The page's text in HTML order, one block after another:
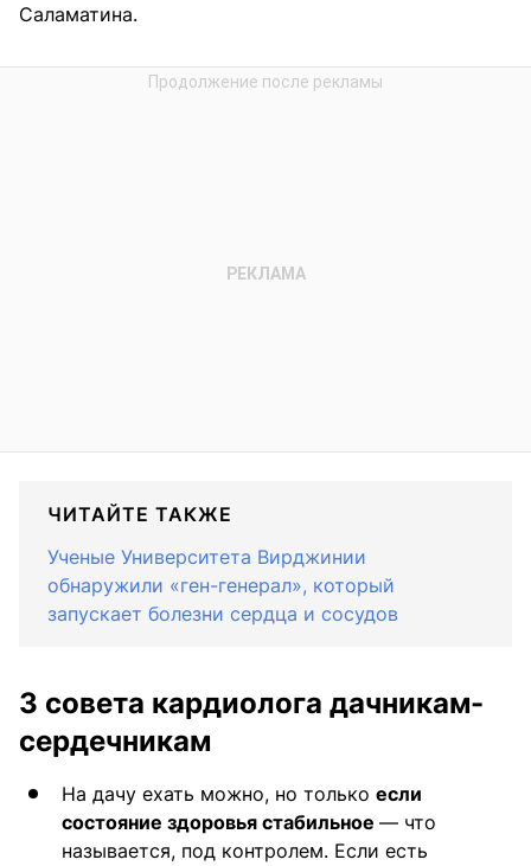
Саламатина.
ЧИТАЙТЕ ТАКЖЕ
Ученые Университета Вирджинии
обнаружили «ген-генерал», который
запускает болезни сердца и сосудов
3 совета кардиолога дачникам-
сердечникам
На дачу ехать можно, но только если
состояние здоровья стабильное — что
называется, под контролем. Если есть